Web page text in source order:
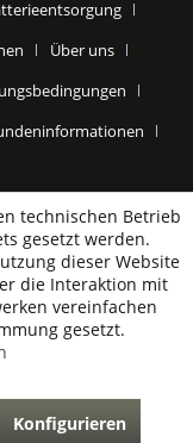
Über uns
technischen Betrieb
gesetzt werden.
dieser Website
die Interaktion mit
vereinfachen
gesetzt.
Konfigurieren